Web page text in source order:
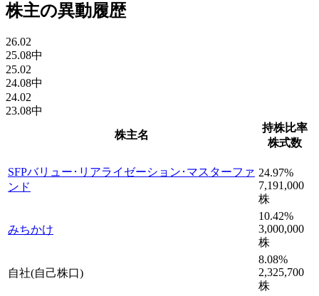
株主の異動履歴
26.02
25.08中
25.02
24.08中
24.02
23.08中
株主名
持株比率
株式数
SFPバリュー･リアライゼーション･マスターファ
ンド
24.97%
7,191,000
株
みちかけ
10.42%
3,000,000
株
自社(自己株口)
8.08%
2,325,700
株